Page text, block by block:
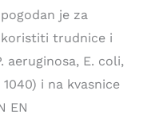
je za
koristiti trudnice i
aeruginosa, E. coli,
i na kvasnice
EN